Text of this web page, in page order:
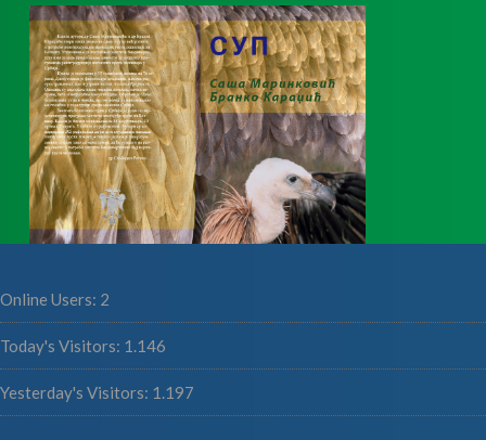
Online Users: 2
Today's Visitors: 1.146
Yesterday's Visitors: 1.197